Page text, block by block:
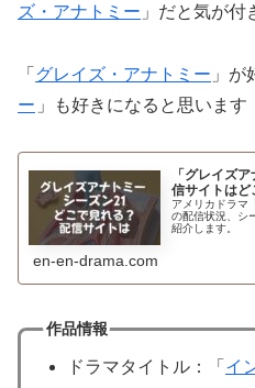
ズ・アナトミー 」だと気が付
「 グレイズ・アナトミー 」が
ー 」も好きになると思います
「グレイズ
信サイトはど
アメリカドラマ
の配信状況、シ
紹介します。
en-en-drama.com
作品情報
ドラマタイトル：「 イ